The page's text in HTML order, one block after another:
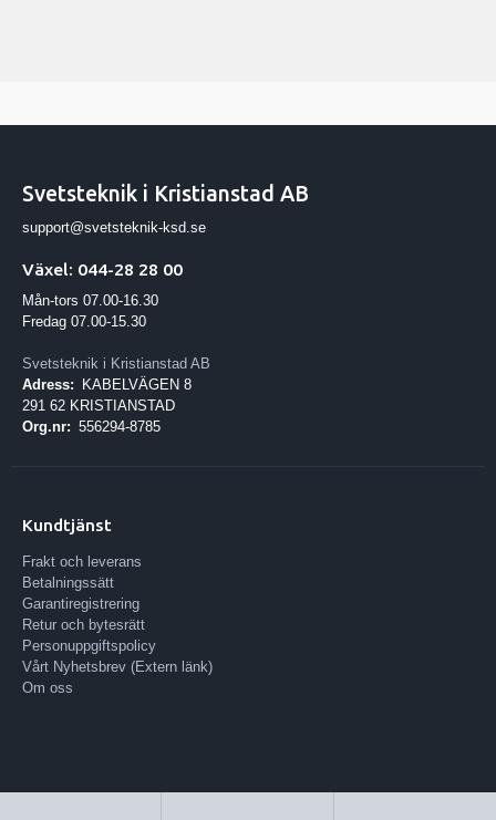
Svetsteknik i Kristianstad AB
support@svetsteknik-ksd.se
Växel: 044-28 28 00
Mån-tors 07.00-16.30
Fredag 07.00-15.30
Svetsteknik i Kristianstad AB
Adress:
KABELVÄGEN 8
291 62 KRISTIANSTAD
Org.nr: 556294-8785
Kundtjänst
Frakt och leverans
Betalningssätt
Garantiregistrering
Retur och bytesrätt
Personuppgiftspolicy
Vårt Nyhetsbrev (Extern länk)
Om oss